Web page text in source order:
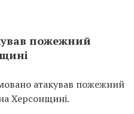
пожежний
атакував пожежний
Херсонщині.